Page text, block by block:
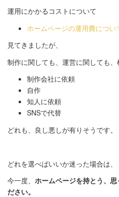
運用にかかるコストについて
ホームページの運用費につい
見てきましたが、
制作に関しても、運営に関しても、
制作会社に依頼
自作
知人に依頼
SNSで代替
どれも、良し悪しが有りそうです。
どれを選べばいいか迷った場合は、
今一度、 ホームページを持とう、
ださい。